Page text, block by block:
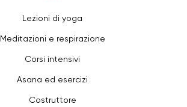
Lezioni di yoga
Meditazioni e respirazione
Corsi intensivi
Asana ed esercizi
Costruttore